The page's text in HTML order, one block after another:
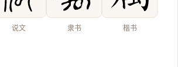
说文 隶书 楷书